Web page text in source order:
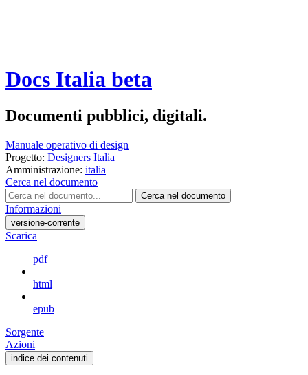
Docs Italia beta
Documenti pubblici, digitali.
Manuale operativo di design
Progetto: Designers Italia
Amministrazione: italia
Cerca nel documento
Cerca nel documento
Informazioni
versione-corrente
Scarica
pdf
html
epub
Sorgente
Azioni
indice dei contenuti